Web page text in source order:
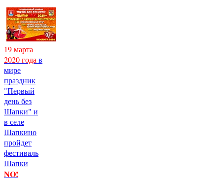
19 марта
2020 года в
мире
праздник
"Первый
день без
Шапки" и
в селе
Шапкино
пройдет
фестиваль
Шапки
NO!